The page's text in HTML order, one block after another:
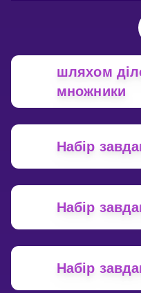
шляхом
множники
Набір
Набір
Набір